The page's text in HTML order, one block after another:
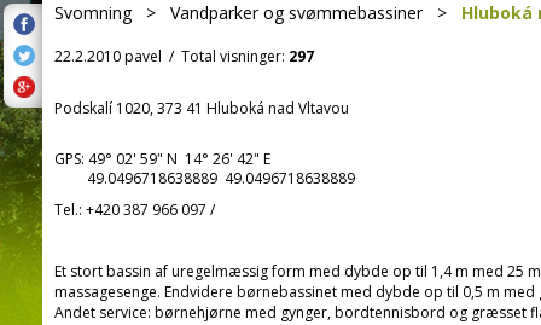
Svomning> Vandparker og svømmebassiner> Hluboká
22.2.2010 pavel / Total visninger: 297
Podskalí 1020, 373 41 Hluboká nad Vltavou
GPS: 49° 02' 59" N 14° 26' 42" E
49.0496718638889 49.0496718638889
Tel.: +420 387 966 097 /
Et stort bassin af uregelmæssig form med dybde op til 1,4 m med 25
massagesenge. Endvidere børnebassinet med dybde op til 0,5 m
Andet service: børnehjørne med gynger, bordtennisbord og græsset